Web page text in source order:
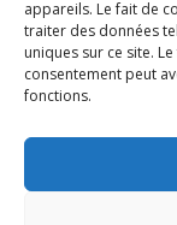
appareils. Le fait de
traiter des données
uniques sur ce site.
consentement peut
fonctions.
01 Juil 2026
Pénurie du
Wallonie ?